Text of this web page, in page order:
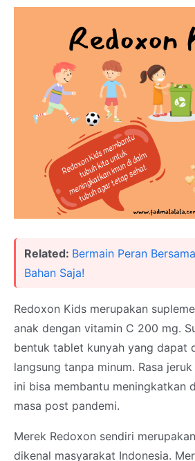
Related: Bermain Peran
Bahan Saja!
Redoxon Kids merupakan
anak dengan vitamin C 200 mg.
bentuk tablet kunyah yang dapat
langsung tanpa minum. Rasa
ini bisa membantu meningkatkan
masa post pandemi.
Merek Redoxon sendiri
dikenal masyarakat Indonesia.